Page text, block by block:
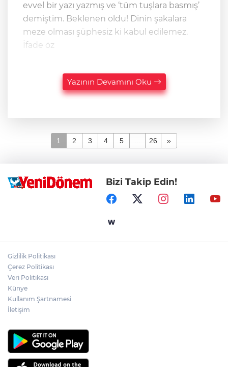
evvel bir yazı yazmış ve ‘tüm tuşlara basmış’
demiştim. Beklenen oldu! Dinin şakalara
meze olması şüphesiz ki kabul edilemez.
İfade öz
Yazının Devamını Oku
1 2 3 4 5 26 »
Bizi Takip Edin!
Gizlilik Politikası
Çerez Politikası
Veri Politikası
Künye
Kullanım Şartnamesi
İletişim